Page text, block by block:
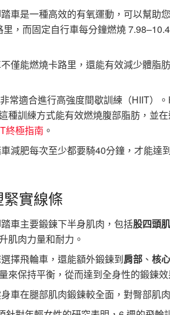
車是一種高效的有氧運動，可以幫助
，而固定自行車每分鐘燃燒
僅能燃燒卡路里，還能有效減少體脂
常適合進行高強度間歇訓練（HIIT）
種訓練方式能有效燃燒腹部脂肪，並
終極指南 。
減肥每次至少都要騎40分鐘，才能達
實線條
車主要鍛鍊下半身肌肉，包括股四頭肌
肌肉力量和耐力。
擇飛輪車，還能額外鍛鍊到肩部 、核
來保持平衡，從而達到全身性的鍛鍊效
車在腿部肌肉鍛鍊較全面，對臀部肌